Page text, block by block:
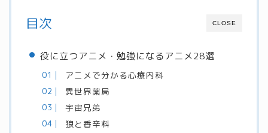
CLOSE
目次
役に立つアニメ・勉強になるアニメ28選
アニメで分かる心療内科
異世界薬局
宇宙兄弟
狼と香辛料